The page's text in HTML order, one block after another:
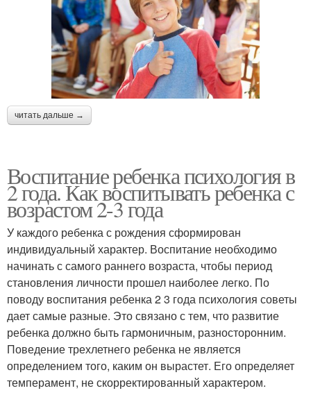
читать дальше →
Воспитание ребенка психология в
2 года. Как воспитывать ребенка с
возрастом 2-3 года
У каждого ребенка с рождения сформирован
индивидуальный характер. Воспитание необходимо
начинать с самого раннего возраста, чтобы период
становления личности прошел наиболее легко. По
поводу воспитания ребенка 2 3 года психология советы
дает самые разные. Это связано с тем, что развитие
ребенка должно быть гармоничным, разносторонним.
Поведение трехлетнего ребенка не является
определением того, каким он вырастет. Его определяет
темперамент, не скорректированный характером.